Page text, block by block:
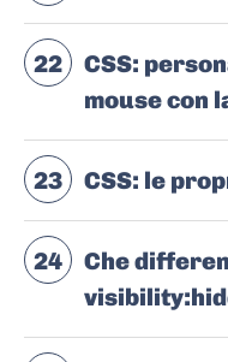
22
CSS:
mouse con
23 CSS: le
24
Che